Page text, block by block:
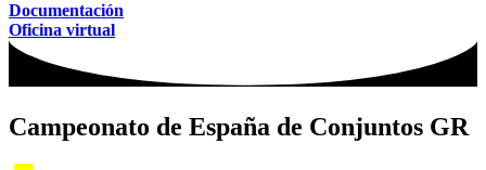
Documentación
Oficina virtual
Campeonato de España de Conjuntos GR